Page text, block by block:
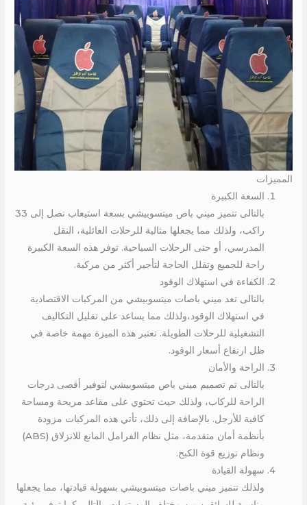
المميزات
السعة الكبيرة
بالتالى تتميز ميني باص ميتسوبيشي بسعة استيعاب تصل إلى 33
راكب، ولذلك مما يجعلها مثالية للرحلات العائلية، النقل
المدرسي، أو حتى الرحلات السياحية. توفر هذه السعة الكبيرة
راحة للجميع وتقلل الحاجة لتأجير أكثر من مركبة.
الكفاءة في استهلاك الوقود
بالتالى تعد ميني باصات ميتسوبيشي من المركبات الاقتصادية
في استهلاك الوقود،ولذلك مما يساعد على تقليل التكاليف
التشغيلية للرحلات الطويلة. تعتبر هذه الميزة مهمة خاصة في
ظل ارتفاع أسعار الوقود.
الراحة والأمان
بالتالى تم تصميم ميني باص ميتسوبيشي لتوفير أقصى درجات
الراحة للركاب، ولذلك حيث تحتوي على مقاعد مريحة ومساحة
كافية للأرجل. بالإضافة إلى ذلك، تأتي هذه المركبات مزودة
بأنظمة أمان متقدمة، مثل نظام الفرامل المانع للانزلاق (ABS)
ونظام توزيع قوة الكبح.
سهولة القيادة
ولذلك تتميز ميني باصات ميتسوبيشي بسهولة قيادتها، مما يجعلها